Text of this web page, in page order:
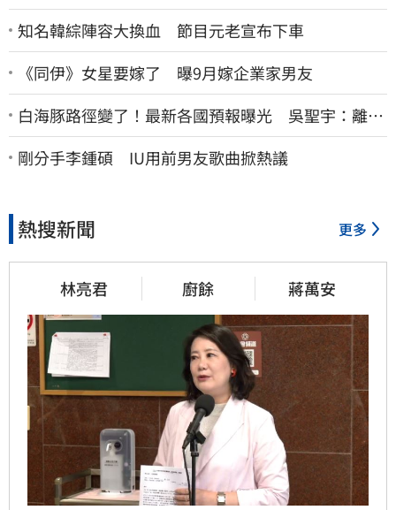
知名韓綜陣容大換血 節目元老宣布下車
《同伊》女星要嫁了 曝9月嫁企業家男友
白海豚路徑變了！最新各國預報曝光 吳聖宇：離台
灣又更近一點
剛分手李鍾碩 IU用前男友歌曲掀熱議
熱搜新聞 更多
林亮君 廚餘 蔣萬安